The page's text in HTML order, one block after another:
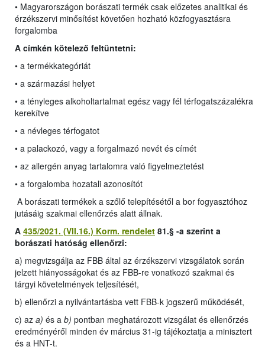
• Magyarországon borászati termék csak előzetes analitikai és
érzékszervi minősítést követően hozható közfogyasztásra
forgalomba
A címkén kötelező feltüntetni:
• a termékkategóriát
• a származási helyet
• a tényleges alkoholtartalmat egész vagy fél térfogatszázalékra
kerekítve
• a névleges térfogatot
• a palackozó, vagy a forgalmazó nevét és címét
• az allergén anyag tartalomra való figyelmeztetést
• a forgalomba hozatali azonosítót
A borászati termékek a szőlő telepítésétől a bor fogyasztóhoz
jutásáig szakmai ellenőrzés alatt állnak.
A 435/2021. (VII.16.) Korm. rendelet 81.§ -a szerint a
borászati hatóság ellenőrzi:
a) megvizsgálja az FBB által az érzékszervi vizsgálatok során
jelzett hiányosságokat és az FBB-re vonatkozó szakmai és
tárgyi követelmények teljesítését,
b) ellenőrzi a nyilvántartásba vett FBB-k jogszerű működését,
c) az a) és a b) pontban meghatározott vizsgálat és ellenőrzés
eredményéről minden év március 31-ig tájékoztatja a minisztert
és a HNT-t.